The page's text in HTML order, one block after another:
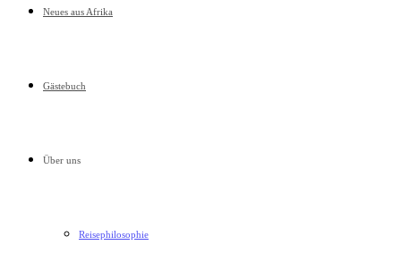
Neues aus Afrika
Gästebuch
Über uns
Reisephilosophie